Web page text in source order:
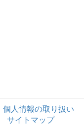
個人情報の取り扱い
サイトマップ